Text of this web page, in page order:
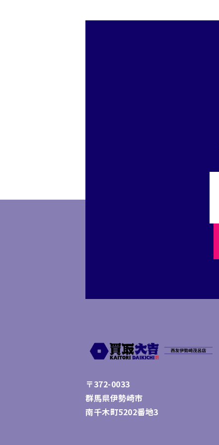
〒372-0033
群馬県伊勢崎市
南千木町5202番地3